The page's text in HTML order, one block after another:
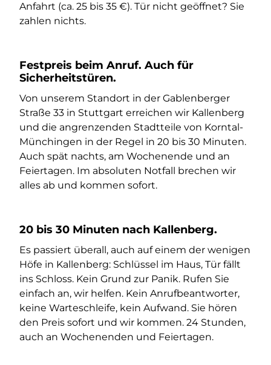
Anfahrt (ca. 25 bis 35 €). Tür nicht geöffnet? Sie
zahlen nichts.
Festpreis beim Anruf. Auch für
Sicherheitstüren.
Von unserem Standort in der Gablenberger
Straße 33 in Stuttgart erreichen wir Kallenberg
und die angrenzenden Stadtteile von Korntal-
Münchingen in der Regel in 20 bis 30 Minuten.
Auch spät nachts, am Wochenende und an
Feiertagen. Im absoluten Notfall brechen wir
alles ab und kommen sofort.
20 bis 30 Minuten nach Kallenberg.
Es passiert überall, auch auf einem der wenigen
Höfe in Kallenberg: Schlüssel im Haus, Tür fällt
ins Schloss. Kein Grund zur Panik. Rufen Sie
einfach an, wir helfen. Kein Anrufbeantworter,
keine Warteschleife, kein Aufwand. Sie hören
den Preis sofort und wir kommen. 24 Stunden,
auch an Wochenenden und Feiertagen.